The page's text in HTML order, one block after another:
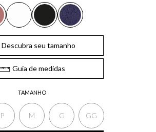
TAMANHO
P M G GG
Descubra seu tamanho
Guia de medidas